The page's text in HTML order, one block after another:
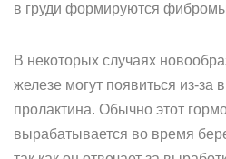
в груди формируются
В некоторых случаях
железе могут появиться из-за
пролактина. Обычно этот
вырабатывается во время